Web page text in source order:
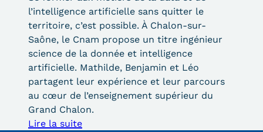
l’intelligence artificielle sans quitter le
territoire, c’est possible. À Chalon-sur-
Saône, le Cnam propose un titre ingénieur
science de la donnée et intelligence
artificielle. Mathilde, Benjamin et Léo
partagent leur expérience et leur parcours
au cœur de l’enseignement supérieur du
Grand Chalon.
Lire la suite